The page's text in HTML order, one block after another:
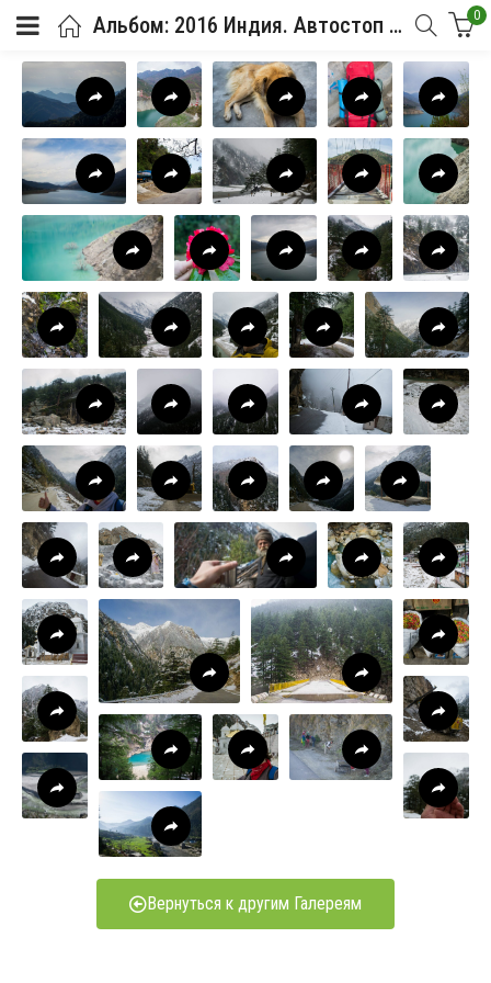
Альбом: 2016 Индия. Автостоп в Гималаи. Ганготри 0
Вернуться к другим Галереям